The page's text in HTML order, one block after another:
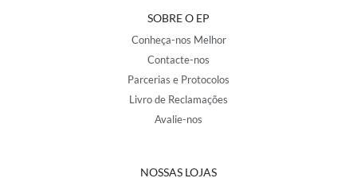
SOBRE O EP
Conheça-nos Melhor
Contacte-nos
Parcerias e Protocolos
Livro de Reclamações
Avalie-nos
NOSSAS LOJAS